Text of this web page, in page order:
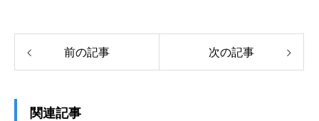
前の記事 次の記事
関連記事